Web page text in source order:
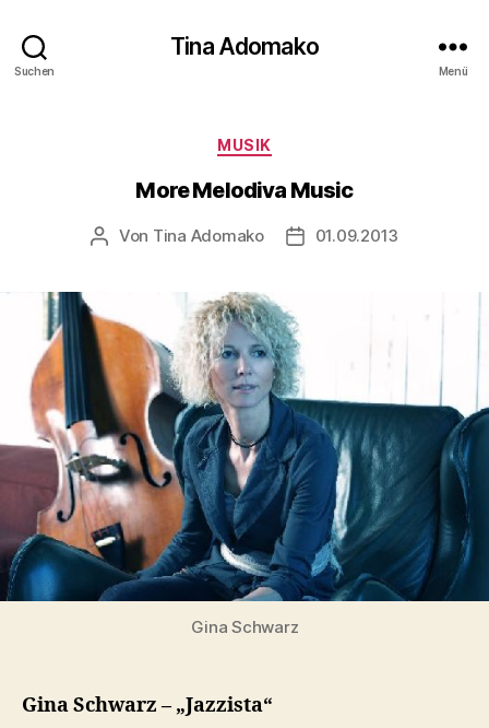
Suchen
Tina Adomako
Menü
Kategorien
MUSIK
More Melodiva Music
Beitragsautor
Von Tina Adomako Veröffentlichungsdatum
01.09.2013
Gina Schwarz
Gina Schwarz – „Jazzista“